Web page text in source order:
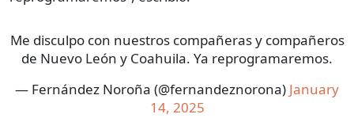
Me disculpo con nuestros compañeras y compañeros
de Nuevo León y Coahuila. Ya reprogramaremos.
— Fernández Noroña (@fernandeznorona) January
14, 2025